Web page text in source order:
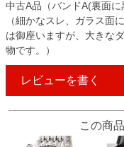
中古A品（バンドA(裏面に
（細かなスレ、ガラス面
は御座いますが、大きな
物です。）
レビューを書く
この商